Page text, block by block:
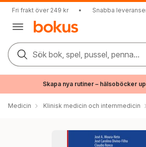
Fri frakt över 249 kr • Snabba
Sök bok, spel, pussel, penna...
Skapa nya rutiner – hälsoböcker
Medicin Klinisk medicin och internmedicin